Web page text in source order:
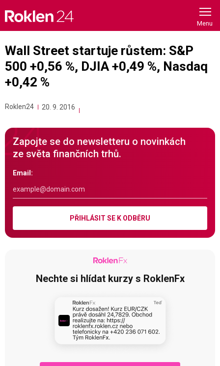
content
Wall Street startuje růstem: S&P
500 +0,56 %, DJIA +0,49 %, Nasdaq
+0,42 %
Roklen24 20. 9. 2016
Zapojte se do newsletteru o novinkách
ze světa finančních trhů.
Email:
PŘIHLÁSIT SE K ODBĚRU
Nechte si hlídat kurzy s RoklenFx